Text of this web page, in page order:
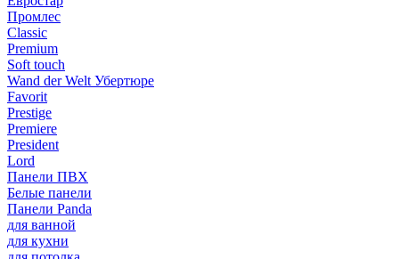
Промлес
Classic
Premium
Soft touch
Wand der Welt Убертюре
Favorit
Prestige
Premiere
President
Lord
Панели ПВХ
Белые панели
Панели Panda
для ванной
для кухни